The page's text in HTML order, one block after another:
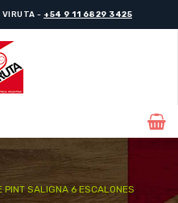
VIRUTA - +54 9 11 6829 3425
PINT SALIGNA 6 ESCALONES